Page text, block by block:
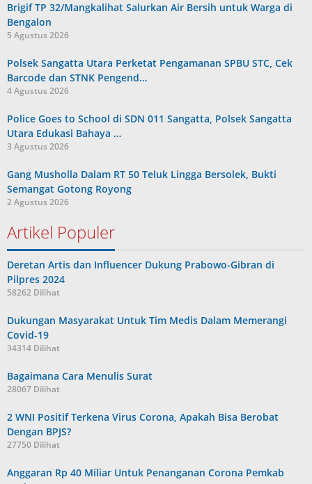
Brigif TP 32/Mangkalihat Salurkan Air Bersih untuk Warga di
Bengalon
5 Agustus 2026
Polsek Sangatta Utara Perketat Pengamanan SPBU STC, Cek
Barcode dan STNK Pengend…
4 Agustus 2026
Police Goes to School di SDN 011 Sangatta, Polsek Sangatta
Utara Edukasi Bahaya …
3 Agustus 2026
Gang Musholla Dalam RT 50 Teluk Lingga Bersolek, Bukti
Semangat Gotong Royong
2 Agustus 2026
Artikel Populer
Deretan Artis dan Influencer Dukung Prabowo-Gibran di
Pilpres 2024
58262 Dilihat
Dukungan Masyarakat Untuk Tim Medis Dalam Memerangi
Covid-19
34314 Dilihat
Bagaimana Cara Menulis Surat
28067 Dilihat
2 WNI Positif Terkena Virus Corona, Apakah Bisa Berobat
Dengan BPJS?
27750 Dilihat
Anggaran Rp 40 Miliar Untuk Penanganan Corona Pemkab